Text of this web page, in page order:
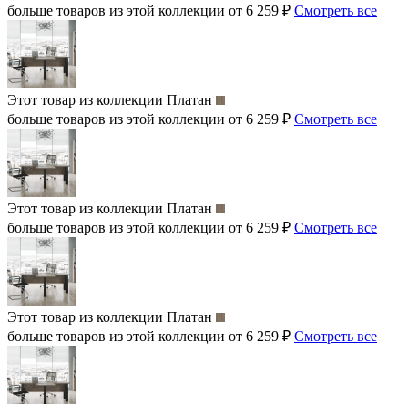
больше товаров из этой коллекции от 6 259 ₽ Смотреть все
Этот товар из коллекции Платан
больше товаров из этой коллекции от 6 259 ₽ Смотреть все
Этот товар из коллекции Платан
больше товаров из этой коллекции от 6 259 ₽ Смотреть все
Этот товар из коллекции Платан
больше товаров из этой коллекции от 6 259 ₽ Смотреть все